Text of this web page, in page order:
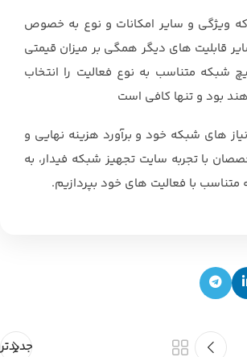
ویژگی و سایر امکانات و نوع به خصوص
قابلیت های دیگر همگی بر میزان قیمتی
شبکه متناسب به نوع فعالیت را انتخاب
بود و تنها کافی است
های شبکه خود و برآورد هزینه نهایی و
با تجربه سایت تجهیز شبکه فیدار، به
با فعالیت های خود بپردازیم.
جدیدتر